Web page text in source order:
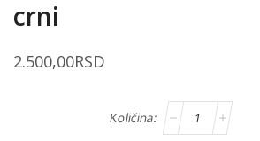
crni
2.500,00RSD